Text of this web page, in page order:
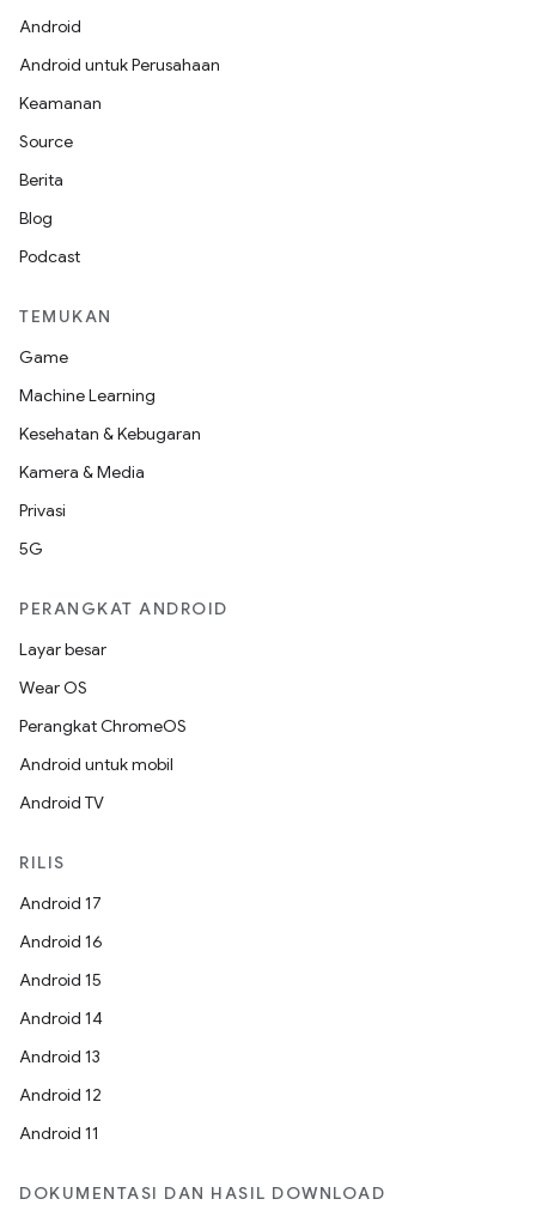
Android
Android untuk Perusahaan
Keamanan
Source
Berita
Blog
Podcast
TEMUKAN
Game
Machine Learning
Kesehatan & Kebugaran
Kamera & Media
Privasi
5G
PERANGKAT ANDROID
Layar besar
Wear OS
Perangkat ChromeOS
Android untuk mobil
Android TV
RILIS
Android 17
Android 16
Android 15
Android 14
Android 13
Android 12
Android 11
DOKUMENTASI DAN HASIL DOWNLOAD